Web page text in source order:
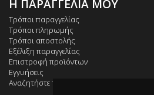
Η ΠΑΡΑΓΓΕΛΙΑ ΜΟΥ
Τρόποι παραγγελίας
Τρόποι πληρωμής
Τρόποι αποστολής
Εξέλιξη παραγγελίας
Επιστροφή προϊόντων
Εγγυήσεις
Αναζητήστε το δέμα σας (ACS)